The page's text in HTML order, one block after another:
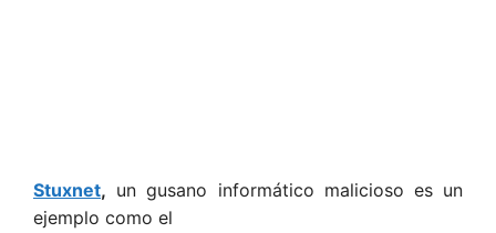
Stuxnet, un gusano informático malicioso es un
ejemplo como el